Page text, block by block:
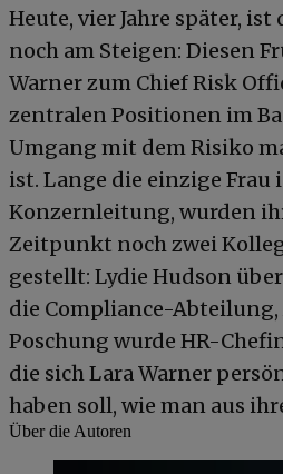
Heute, vier Jahre später,
noch am Steigen: Diesen
Warner zum Chief Risk
zentralen Positionen im
Umgang mit dem Risiko
ist. Lange die einzige Frau
Konzernleitung, wurden
Zeitpunkt noch zwei
gestellt: Lydie Hudson
die Compliance-
Poschung wurde HR-
die sich Lara Warner
haben soll, wie man aus
Über die Autoren